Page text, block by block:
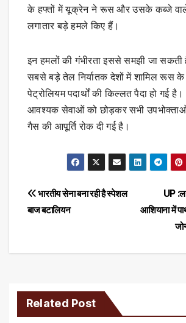
के हफ्तों में यूक्रेन ने रूस और उसके कब्जे वाले
लगातार बड़े हमले किए हैं।
इन हमलों की गंभीरता इससे समझी जा सकती
सबसे बड़े तेल निर्यातक देशों में शामिल रूस के
पेट्रोलियम पदार्थों की किल्लत पैदा हो गई है।
आवश्यक सेवाओं को छोड़कर सभी
गैस की आपूर्ति रोक दी गई है।
Post
UP
आशियाना में
भारतीय सेना बना रही है स्पेशल
बाज बटालियन
Related Post